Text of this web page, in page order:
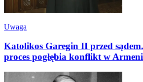
Uwaga
Katolikos Garegin II przed
proces pogłębia konflikt w